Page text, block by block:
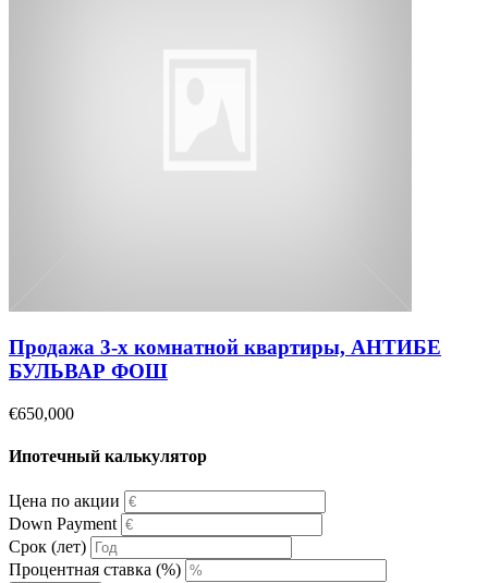
Продажа 3-х комнатной квартиры, АНТИБЕ
БУЛЬВАР ФОШ
€650,000
Ипотечный калькулятор
Цена по акции
Down Payment
Срок (лет)
Процентная ставка (%)